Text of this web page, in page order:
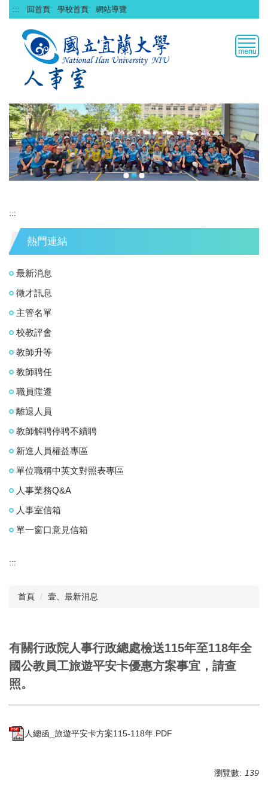
跳
到
::: 回首頁 學校首頁 網站導覽
:::
熱門連結
最新消息
徵才訊息
主管名單
校教評會
教師升等
教師聘任
職員陞遷
離退人員
教師解聘停聘不續聘
新進人員權益專區
單位職稱中英文對照表專區
人事業務Q&A
人事室信箱
單一窗口意見信箱
:::
首頁 壹、最新消息
有關行政院人事行政總處檢送115年至118年全
國公教員工旅遊平安卡優惠方案事宜，請查
照。
人總函_旅遊平安卡方案115-118年.PDF
瀏覽數: 139